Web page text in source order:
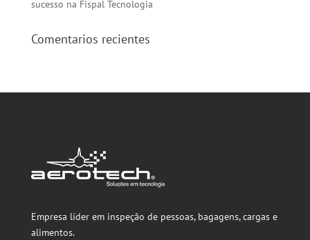
sucesso na Fispal Tecnologia
Comentarios recientes
Empresa líder em inspeção de pessoas, bagagens, cargas e
alimentos.